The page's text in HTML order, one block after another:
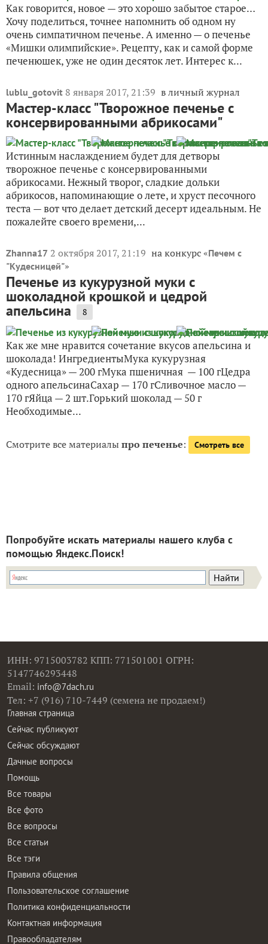
Как говорится, новое — это хорошо забытое старое…
Хочу поделиться, точнее напомнить об одном ну
очень симпатичном печенье. А именно — о печенье
«Мишки олимпийские». Рецепту, как и самой форме
печенюшек, уже не один десяток лет. Интерес к...
lublu_gotovit 8 января 2017, 21:39 в личный журнал
Мастер-класс "Творожное печенье с
консервированными абрикосами"
Истинным наслаждением будет для детворы
творожное печенье с консервированными
абрикосами. Нежный творог, сладкие дольки
абрикосов, напоминающие о лете, и хруст песочного
теста — вот что делает детский десерт идеальным. Не
пожалейте своего времени,...
Zhanna17 2 октября 2017, 21:19 на конкурс «Печем с
"Кудесницей"»
Печенье из кукурузной муки с
шоколадной крошкой и цедрой
апельсина 8
Как же мне нравится сочетание вкусов апельсина и
шоколада! ИнгредиентыМука кукурузная
«Кудесница» — 200 гМука пшеничная — 100 гЦедра
одного апельсинаСахар — 170 гСливочное масло —
170 гЯйца — 2 шт.Горький шоколад — 50 г
Необходимые...
Смотрите все материалыпро печенье: Смотреть все
Попробуйте искать материалы нашего клуба с
помощью Яндекс.Поиск!
ИНН: 9715003782 КПП: 771501001 ОГРН:
5147746293448
Email: info@7dach.ru
Тел: +7 (916) 710-7449 (семена не продаем!)
Главная страница
Сейчас публикуют
Сейчас обсуждают
Дачные вопросы
Помощь
Все товары
Все фото
Все вопросы
Все статьи
Все тэги
Правила общения
Пользовательское соглашение
Политика конфиденциальности
Контактная информация
Правообладателям